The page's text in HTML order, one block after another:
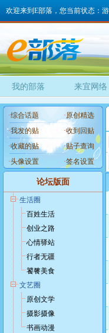
欢迎来到E部落，您当前状态：游
我的部落 来宜网络
·综合话题 ·原创精选
·我发的贴 ·收到回贴
·收藏的贴 ·贴子查询
·头像设置 ·签名设置
论坛版面
生活圈
百姓生活
创业之路
心情驿站
行者无疆
饕餮美食
文艺圈
原创文学
摄影摄像
书画动漫